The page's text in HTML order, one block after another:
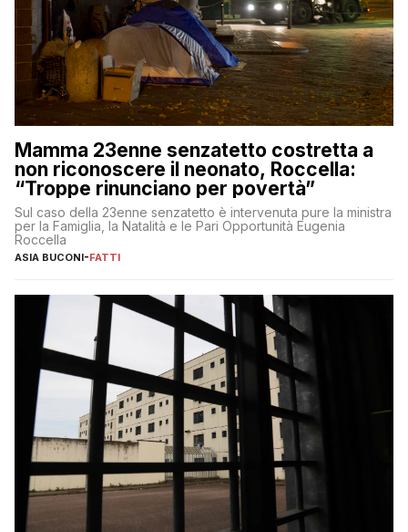
Mamma 23enne senzatetto costretta a
non riconoscere il neonato, Roccella:
“Troppe rinunciano per povertà”
Sul caso della 23enne senzatetto è intervenuta pure la ministra
per la Famiglia, la Natalità e le Pari Opportunità Eugenia
Roccella
ASIA BUCONI-FATTI